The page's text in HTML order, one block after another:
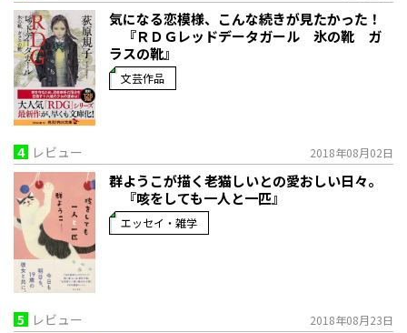
気になる恋模様、こんな続きが見たかった！
『ＲＤＧレッドデータガール 氷の靴 ガ
ラスの靴』
文芸作品
4 レビュー 2018年08月02日
群ようこが描く老猫しいとの愛おしい日々。
『咳をしても一人と一匹』
エッセイ・雑学
5 レビュー 2018年08月23日